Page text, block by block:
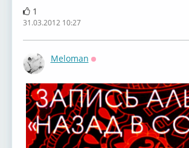
1
31.03.2012 10:27
Meloman